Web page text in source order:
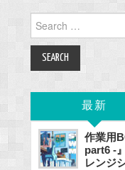
Search
for:
最新
作業用
part6 -
レンジ